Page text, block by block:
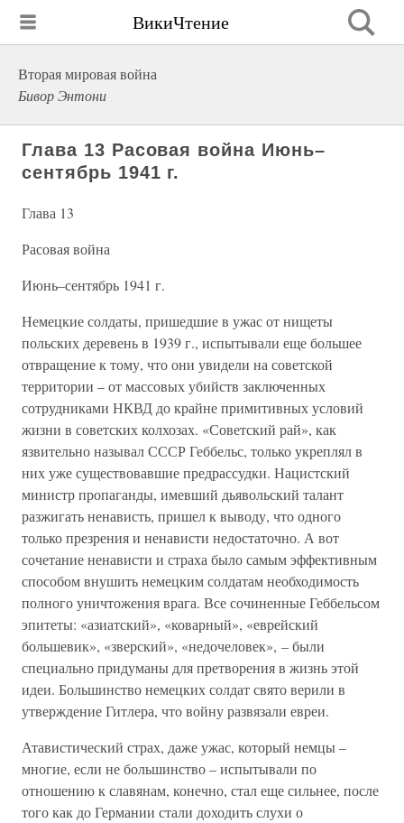
ВикиЧтение
Вторая мировая война
Бивор Энтони
Глава 13 Расовая война Июнь–
сентябрь 1941 г.
Глава 13
Расовая война
Июнь–сентябрь 1941 г.
Немецкие солдаты, пришедшие в ужас от нищеты
польских деревень в 1939 г., испытывали еще большее
отвращение к тому, что они увидели на советской
территории – от массовых убийств заключенных
сотрудниками НКВД до крайне примитивных условий
жизни в советских колхозах. «Советский рай», как
язвительно называл СССР Геббельс, только укреплял в
них уже существовавшие предрассудки. Нацистский
министр пропаганды, имевший дьявольский талант
разжигать ненависть, пришел к выводу, что одного
только презрения и ненависти недостаточно. А вот
сочетание ненависти и страха было самым эффективным
способом внушить немецким солдатам необходимость
полного уничтожения врага. Все сочиненные Геббельсом
эпитеты: «азиатский», «коварный», «еврейский
большевик», «зверский», «недочеловек», – были
специально придуманы для претворения в жизнь этой
идеи. Большинство немецких солдат свято верили в
утверждение Гитлера, что войну развязали евреи.
Атавистический страх, даже ужас, который немцы –
многие, если не большинство – испытывали по
отношению к славянам, конечно, стал еще сильнее, после
того как до Германии стали доходить слухи о